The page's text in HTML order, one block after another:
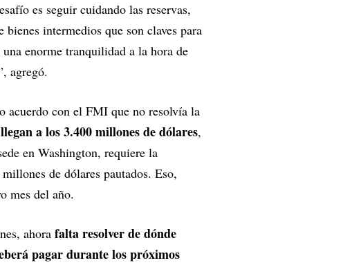
es seguir cuidando las reservas,
intermedios que son claves para
enorme tranquilidad a la hora de
agregó.
acuerdo con el FMI que no resolvía la
a los 3.400 millones de dólares,
en Washington, requiere la
de dólares pautados. Eso,
mes del año.
ahora falta resolver de dónde
pagar durante los próximos